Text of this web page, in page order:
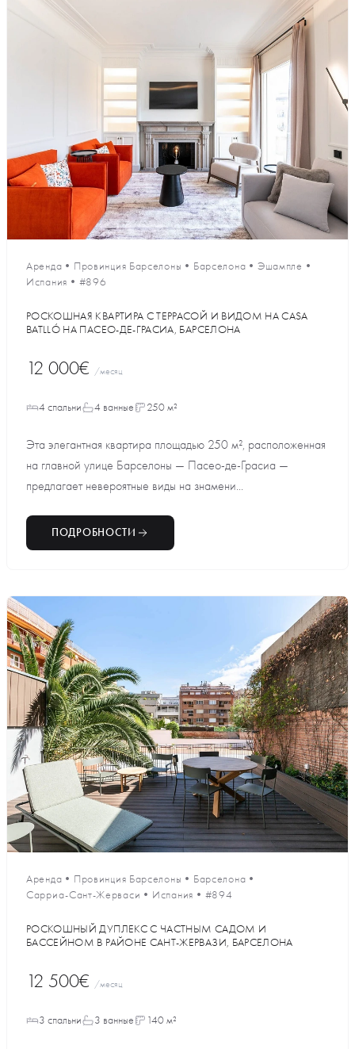
Аренда • Провинция Барселоны • Барселона • Эшампле •
Испания • #896
РОСКОШНАЯ КВАРТИРА С ТЕРРАСОЙ И ВИДОМ НА CASA
BATLLÓ НА ПАСЕО-ДЕ-ГРАСИА, БАРСЕЛОНА
12 000€ /месяц
4 спальни 4 ванные 250 м²
Эта элегантная квартира площадью 250 м², расположенная
на главной улице Барселоны — Пасео-де-Грасиа —
предлагает невероятные виды на знамени...
ПОДРОБНОСТИ
Аренда • Провинция Барселоны • Барселона •
Сарриа-Сант-Жерваси • Испания • #894
РОСКОШНЫЙ ДУПЛЕКС С ЧАСТНЫМ САДОМ И
БАССЕЙНОМ В РАЙОНЕ САНТ-ЖЕРВАЗИ, БАРСЕЛОНА
12 500€ /месяц
3 спальни 3 ванные 140 м²